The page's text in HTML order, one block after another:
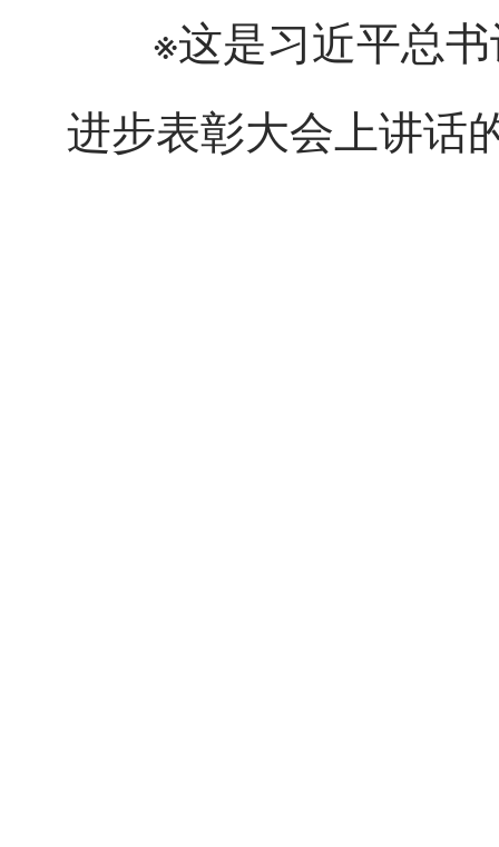
※这是习近平总书
进步表彰大会上讲话